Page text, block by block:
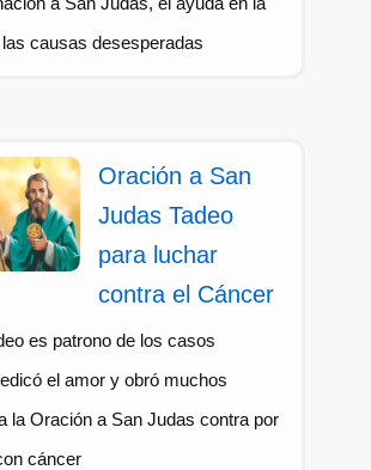
causas desesperadas
Oración a San
Judas Tadeo
para luchar
contra el Cáncer
es patrono de los casos
el amor y obró muchos
la Oración a San Judas contra por
cáncer